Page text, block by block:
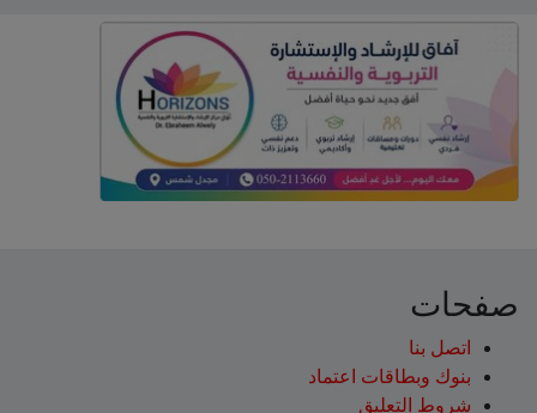
صفحات
اتصل بنا
بنوك وبطاقات اعتماد
شروط التعليق‎